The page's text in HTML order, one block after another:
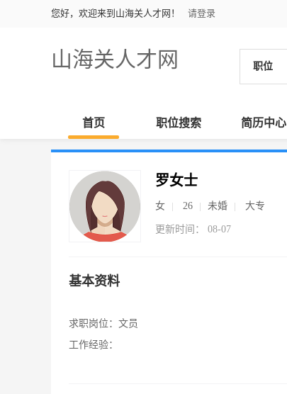
您好，欢迎来到山海关人才网！ 请登录
山海关人才网 职位
首页 职位搜索 简历中心
罗女士
女 26 未婚 大专
更新时间： 08-07
基本资料
求职岗位： 文员
工作经验：